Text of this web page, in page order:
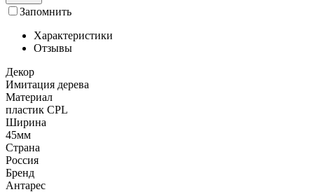
Запомнить
Характеристики
Отзывы
Декор
Имитация дерева
Материал
пластик CPL
Ширина
45мм
Страна
Россия
Бренд
Антарес